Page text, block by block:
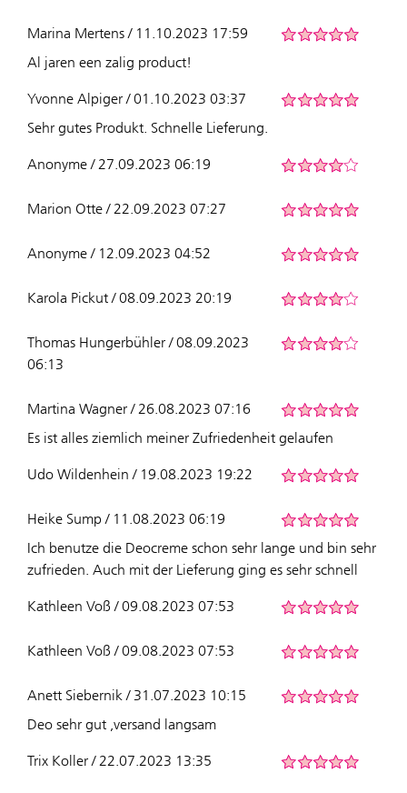
Marina Mertens / 11.10.2023 17:59
Al jaren een zalig product!
Yvonne Alpiger / 01.10.2023 03:37
Sehr gutes Produkt. Schnelle Lieferung.
Anonyme / 27.09.2023 06:19
Marion Otte / 22.09.2023 07:27
Anonyme / 12.09.2023 04:52
Karola Pickut / 08.09.2023 20:19
Thomas Hungerbühler / 08.09.2023
06:13
Martina Wagner / 26.08.2023 07:16
Es ist alles ziemlich meiner Zufriedenheit gelaufen
Udo Wildenhein / 19.08.2023 19:22
Heike Sump / 11.08.2023 06:19
Ich benutze die Deocreme schon sehr lange und bin sehr
zufrieden. Auch mit der Lieferung ging es sehr schnell
Kathleen Voß / 09.08.2023 07:53
Kathleen Voß / 09.08.2023 07:53
Anett Siebernik / 31.07.2023 10:15
Deo sehr gut ,versand langsam
Trix Koller / 22.07.2023 13:35